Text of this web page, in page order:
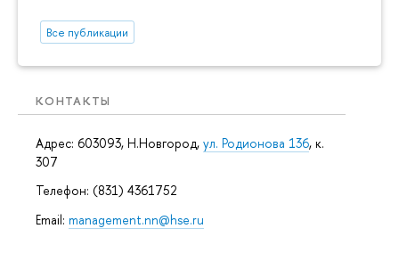
Все публикации
КОНТАКТЫ
Адрес: 603093, Н.Новгород, ул. Родионова 136, к.
307
Телефон: (831) 4361752
Email: management.nn@hse.ru